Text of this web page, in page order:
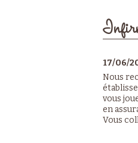
17/06/
Nous
vous
en
Vous coll